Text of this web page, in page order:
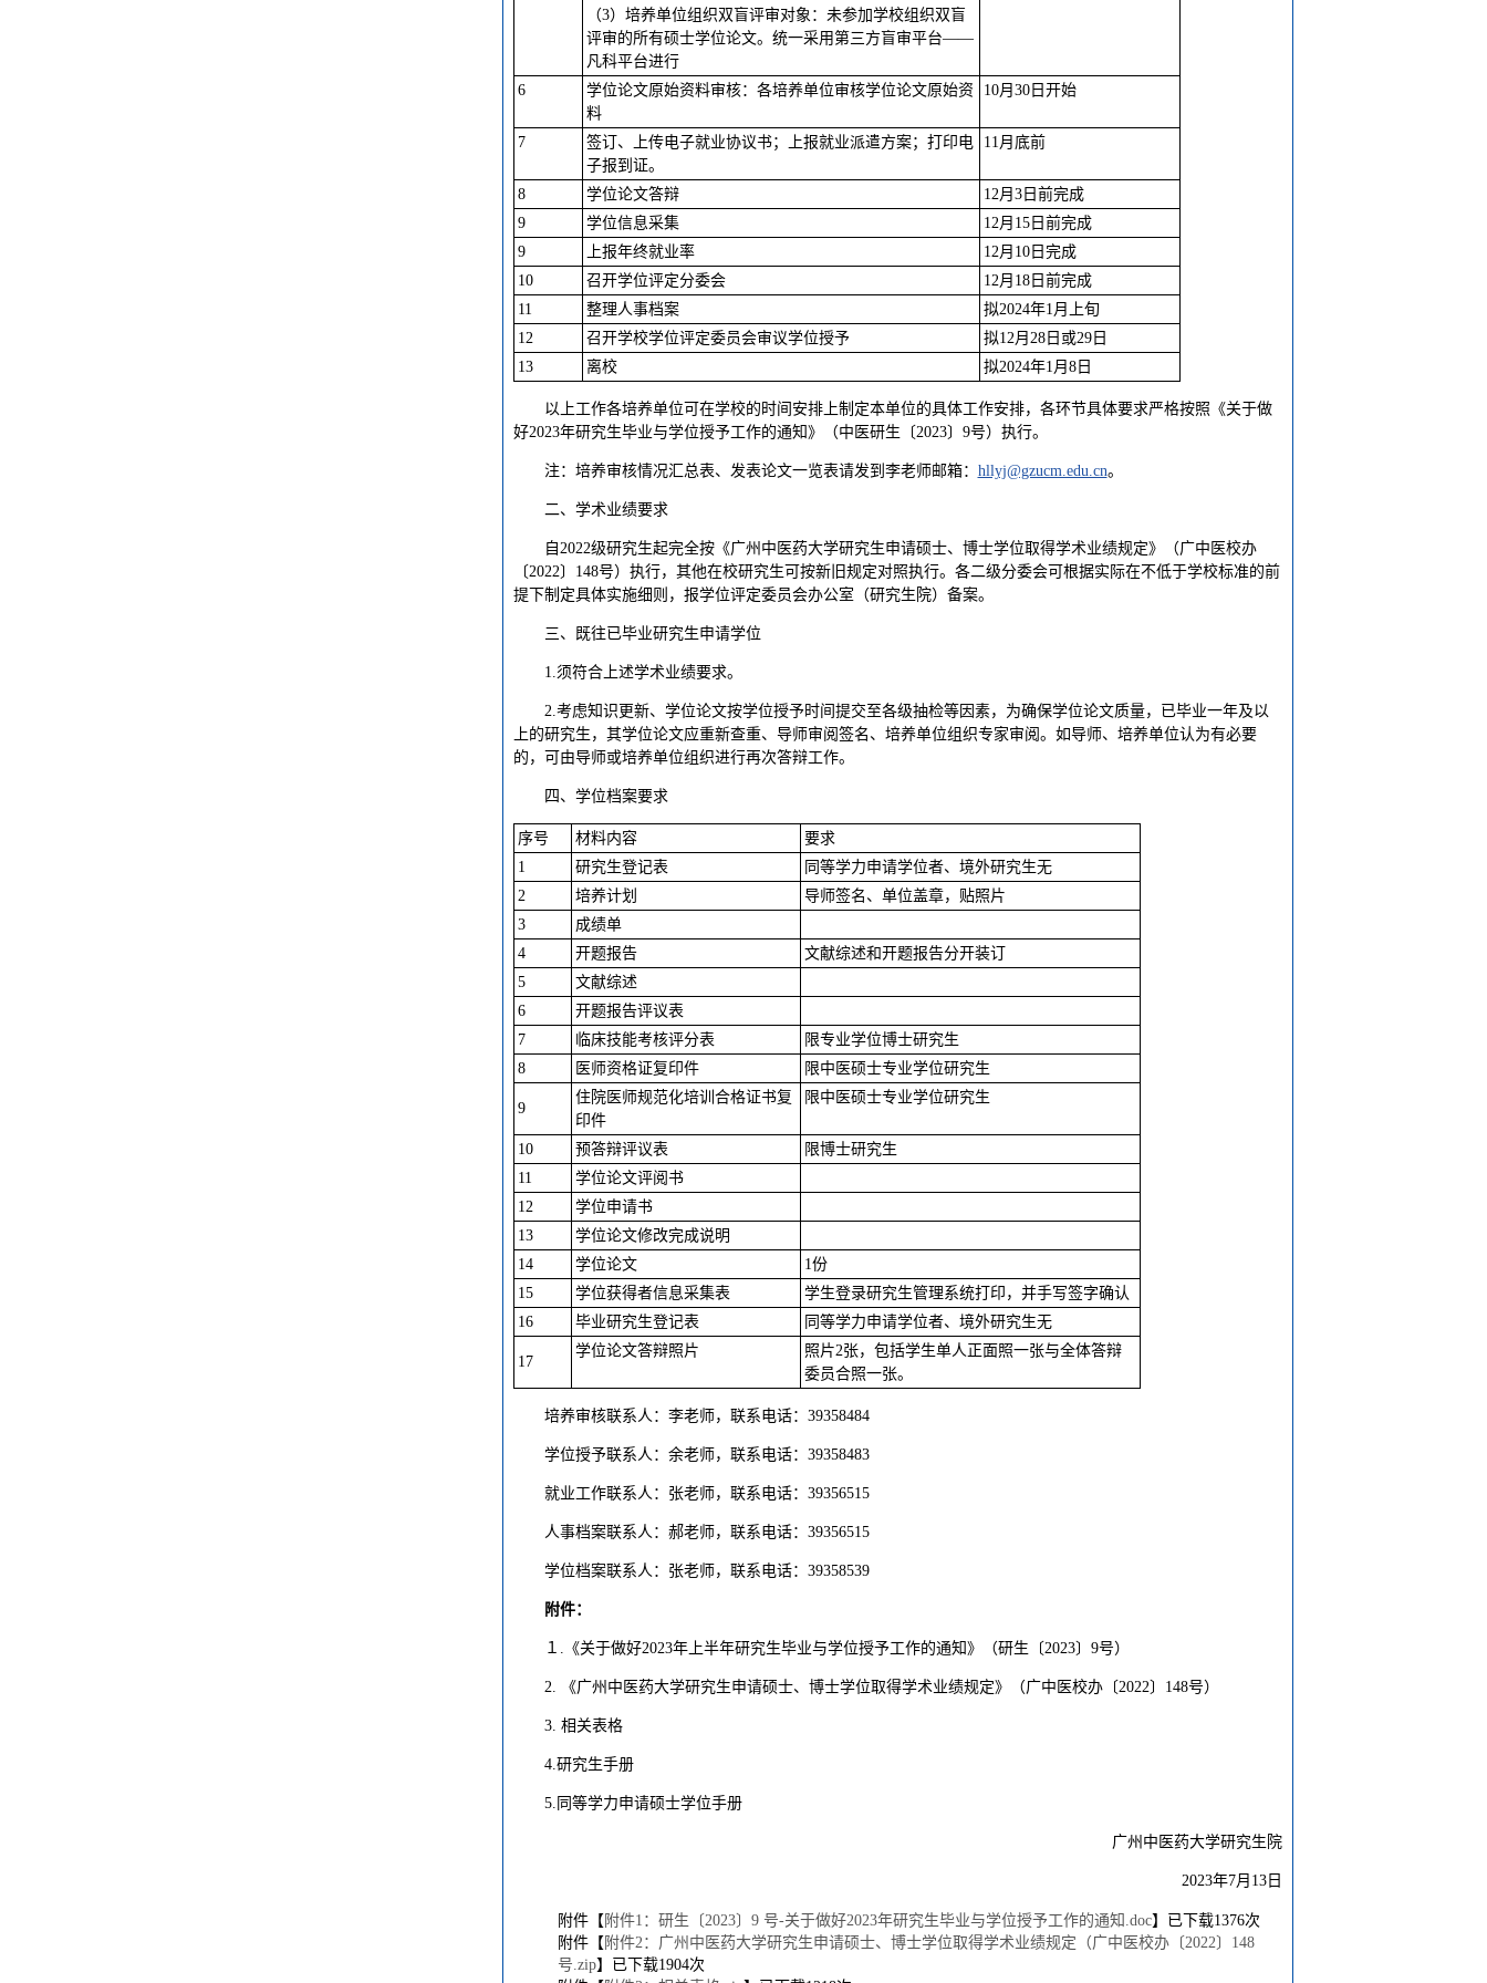
（3）培养单位组织双盲评审对象：未参加学校组织双盲
评审的所有硕士学位论文。统一采用第三方盲审平台——
凡科平台进行
6
学位论文原始资料审核：各培养单位审核学位论文原始资
料
10月30日开始
7
签订、上传电子就业协议书；上报就业派遣方案；打印电
子报到证。
11月底前
8 学位论文答辩
12月3日前完成
9
学位信息采集
12月15日前完成
9
上报年终就业率
12月10日完成
10
召开学位评定分委会
12月18日前完成
11
整理人事档案
拟2024年1月上旬
12
召开学校学位评定委员会审议学位授予
拟12月28日或29日
13
离校 拟2024年1月8日
以上工作各培养单位可在学校的时间安排上制定本单位的具体工作安排，各环节具体要求严格按照《关于做
好2023年研究生毕业与学位授予工作的通知》（中医研生〔2023〕9号）执行。
注：培养审核情况汇总表、发表论文一览表请发到李老师邮箱： hllyj@gzucm.edu.cn。
二、学术业绩要求
自2022级研究生起完全按《广州中医药大学研究生申请硕士、博士学位取得学术业绩规定》（广中医校办
〔2022〕148号）执行，其他在校研究生可按新旧规定对照执行。各二级分委会可根据实际在不低于学校标准的前
提下制定具体实施细则，报学位评定委员会办公室（研究生院）备案。
三、既往已毕业研究生申请学位
1.须符合上述学术业绩要求。
2.考虑知识更新、学位论文按学位授予时间提交至各级抽检等因素，为确保学位论文质量，已毕业一年及以
上的研究生，其学位论文应重新查重、导师审阅签名、培养单位组织专家审阅。如导师、培养单位认为有必要
的，可由导师或培养单位组织进行再次答辩工作。
四、学位档案要求
序号 材料内容
要求
1
研究生登记表
同等学力申请学位者、境外研究生无
2
培养计划
导师签名、单位盖章，贴照片
3
成绩单
4
开题报告
文献综述和开题报告分开装订
5
文献综述
6
开题报告评议表
7
临床技能考核评分表
限专业学位博士研究生
8
医师资格证复印件 限中医硕士专业学位研究生
9
住院医师规范化培训合格证书复
印件
限中医硕士专业学位研究生
10 预答辩评议表
限博士研究生
11
学位论文评阅书
12
学位申请书
13
学位论文修改完成说明
14
学位论文
1份
15
学位获得者信息采集表
学生登录研究生管理系统打印，并手写签字确认
16
毕业研究生登记表 同等学力申请学位者、境外研究生无
17
学位论文答辩照片
照片2张，包括学生单人正面照一张与全体答辩
委员合照一张。
培养审核联系人：李老师，联系电话：39358484
学位授予联系人：余老师，联系电话：39358483
就业工作联系人：张老师，联系电话：39356515
人事档案联系人：郝老师，联系电话：39356515
学位档案联系人：张老师，联系电话：39358539
附件：
１.《关于做好2023年上半年研究生毕业与学位授予工作的通知》（研生〔2023〕9号）
2. 《广州中医药大学研究生申请硕士、博士学位取得学术业绩规定》（广中医校办〔2022〕148号）
3. 相关表格
4.研究生手册
5.同等学力申请硕士学位手册
广州中医药大学研究生院
2023年7月13日
附件【 附件1：研生〔2023〕9 号-关于做好2023年研究生毕业与学位授予工作的通知.doc】已下载1376次
附件【 附件2：广州中医药大学研究生申请硕士、博士学位取得学术业绩规定（广中医校办〔2022〕148
号.zip】已下载1904次